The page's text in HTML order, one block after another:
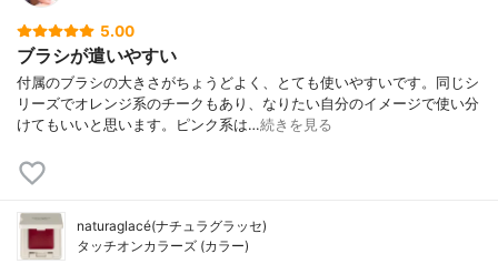
5.00
ブラシが遣いやすい
付属のブラシの大きさがちょうどよく、とても使いやすいです。同じシ
リーズでオレンジ系のチークもあり、なりたい自分のイメージで使い分
けてもいいと思います。ピンク系は…続きを見る
naturaglacé(ナチュラグラッセ)
タッチオンカラーズ (カラー)